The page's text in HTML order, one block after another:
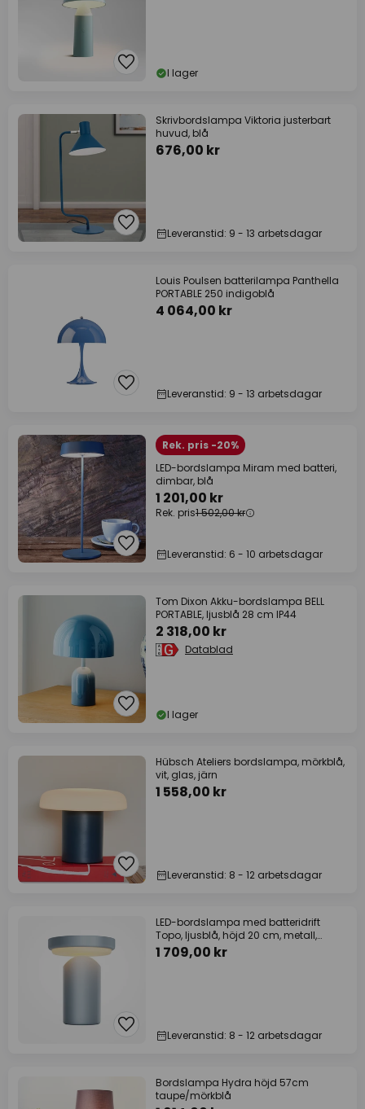
I lager
Skrivbordslampa Viktoria justerbart
huvud, blå
676,00 kr
Leveranstid: 9 - 13 arbetsdagar
Louis Poulsen batterilampa Panthella
PORTABLE 250 indigoblå
4 064,00 kr
Leveranstid: 9 - 13 arbetsdagar
Rek. pris -20%
LED-bordslampa Miram med batteri,
dimbar, blå
1 201,00 kr
Rek. pris1 502,00 kr
Leveranstid: 6 - 10 arbetsdagar
Tom Dixon Akku-bordslampa BELL
PORTABLE, ljusblå 28 cm IP44
2 318,00 kr
Datablad
I lager
Hübsch Ateliers bordslampa, mörkblå,
vit, glas, järn
1 558,00 kr
Leveranstid: 8 - 12 arbetsdagar
LED-bordslampa med batteridrift
Topo, ljusblå, höjd 20 cm, metall,
dimmer
1 709,00 kr
Leveranstid: 8 - 12 arbetsdagar
Bordslampa Hydra höjd 57cm
taupe/mörkblå